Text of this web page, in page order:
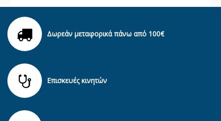
Δωρεάν μεταφορικά πάνω από 100€
Επισκευές κινητών